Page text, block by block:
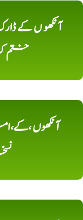
آنکھو ں کے
ختم
آنکھوں